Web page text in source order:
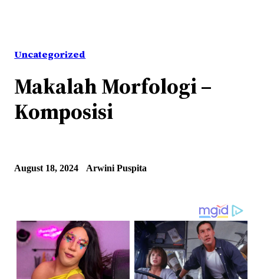
Uncategorized
Makalah Morfologi –
Komposisi
August 18, 2024 Arwini Puspita